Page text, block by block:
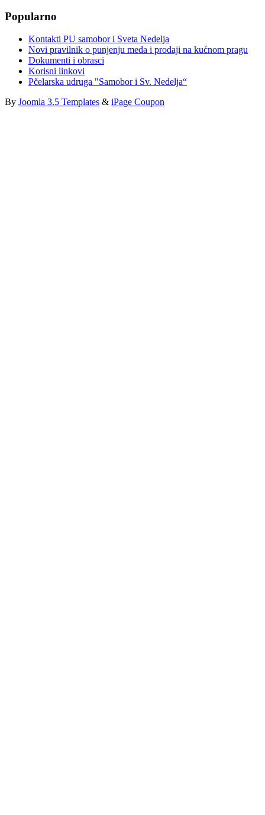
Popularno
Kontakti PU samobor i Sveta Nedelja
Novi pravilnik o punjenju meda i prodaji na kućnom pragu
Dokumenti i obrasci
Korisni linkovi
Pčelarska udruga "Samobor i Sv. Nedelja“
By Joomla 3.5 Templates & iPage Coupon